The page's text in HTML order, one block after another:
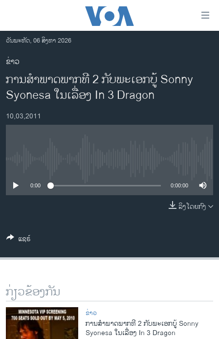
ເຂົ້າ
ຫາ
ຂ້າມ
ຂ້າມ
ຂ້າມ
ໄປ
ຫາ
ຊອກ
ອາເມຣິກາ
ການເລືອກຕັ້ງ ປະທານາທີບໍດີ ສະຫະລັດ 2024
ຂ່າວ​ຈີນ
ຊີວິດຊາວລາວ
ທຸລະກິດ
ພາສາອັງກິດ
ສຽງ
ລາຍການກະຈາຍສຽງ
ລາຍງານ
ຕິດຕາມພວກເຮົາ ທີ່
ວັນພະຫັດ, 06 ສິງຫາ 2026
ຂ່າວ
ການສໍາພາດພາກທີ 2 ກັບພະເອກບູ້ Sonny
Syonesa ໃນເລື່ອງ In 3 Dragon
10,03,2011
0:00 0:00:00
ລິງໂດຍກົງ
ແຊຣ໌
ກ່ຽວຂ້ອງກັນ
ຂ່າວ
ການສໍາພາດພາກທີ 2 ກັບພະເອກບູ້ Sonny
Syonesa ໃນເລື່ອງ In 3 Dragon